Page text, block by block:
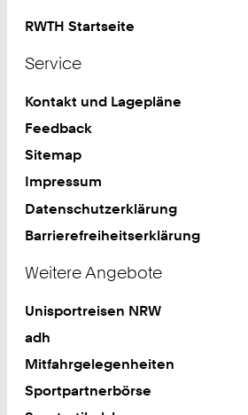
RWTH Startseite
Service
Kontakt und Lagepläne
Feedback
Sitemap
Impressum
Datenschutzerklärung
Barrierefreiheitserklärung
Weitere Angebote
Unisportreisen NRW
adh
Mitfahrgelegenheiten
Sportpartnerbörse